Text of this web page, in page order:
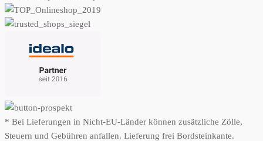
* Bei Lieferungen in Nicht-EU-Länder können zusätzliche Zölle,
Steuern und Gebühren anfallen. Lieferung frei Bordsteinkante.